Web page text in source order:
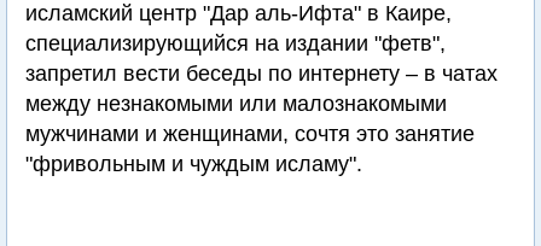
исламский центр "Дар аль-Ифта" в Каире,
специализирующийся на издании "фетв",
запретил вести беседы по интернету – в чатах
между незнакомыми или малознакомыми
мужчинами и женщинами, сочтя это занятие
"фривольным и чуждым исламу".